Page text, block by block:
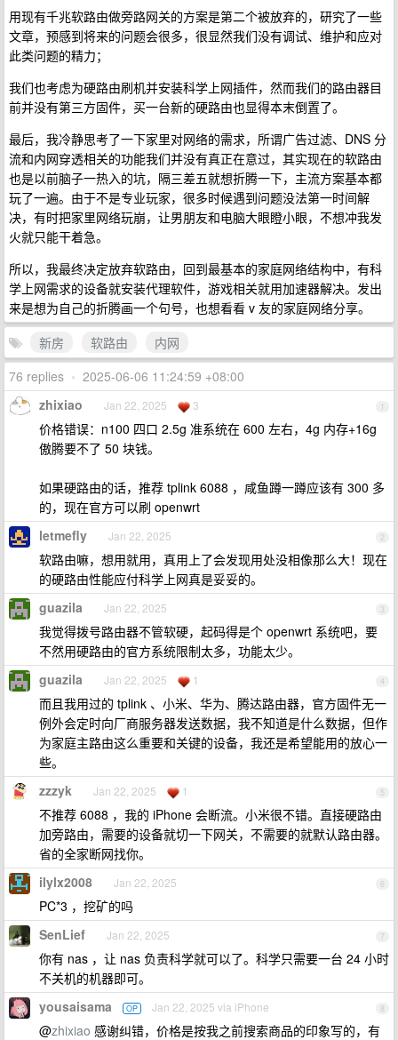
用现有千兆软路由做旁路网关的方案是第二个被放弃的，研究了一些
文章，预感到将来的问题会很多，很显然我们没有调试、维护和应对
此类问题的精力；
我们也考虑为硬路由刷机并安装科学上网插件，然而我们的路由器目
前并没有第三方固件，买一台新的硬路由也显得本末倒置了。
最后，我冷静思考了一下家里对网络的需求，所谓广告过滤、DNS 分
流和内网穿透相关的功能我们并没有真正在意过，其实现在的软路由
也是以前脑子一热入的坑，隔三差五就想折腾一下，主流方案基本都
玩了一遍。由于不是专业玩家，很多时候遇到问题没法第一时间解
决，有时把家里网络玩崩，让男朋友和电脑大眼瞪小眼，不想冲我发
火就只能干着急。
所以，我最终决定放弃软路由，回到最基本的家庭网络结构中，有科
学上网需求的设备就安装代理软件，游戏相关就用加速器解决。发出
来是想为自己的折腾画一个句号，也想看看 v 友的家庭网络分享。
新房
软路由
内网
76 replies • 2025-06-06 11:24:59 +08:00
1
zhixiao Jan 22, 2025 3
价格错误：n100 四口 2.5g 准系统在 600 左右，4g 内存+16g
傲腾要不了 50 块钱。
如果硬路由的话，推荐 tplink 6088 ，咸鱼蹲一蹲应该有 300 多
的，现在官方可以刷 openwrt
2
letmefly Jan 22, 2025
软路由嘛，想用就用，真用上了会发现用处没相像那么大！现在
的硬路由性能应付科学上网真是妥妥的。
3
guazila Jan 22, 2025
我觉得拨号路由器不管软硬，起码得是个 openwrt 系统吧，要
不然用硬路由的官方系统限制太多，功能太少。
4
guazila Jan 22, 2025 1
而且我用过的 tplink 、小米、华为、腾达路由器，官方固件无一
例外会定时向厂商服务器发送数据，我不知道是什么数据，但作
为家庭主路由这么重要和关键的设备，我还是希望能用的放心一
些。
5
zzzyk Jan 22, 2025 1
不推荐 6088 ，我的 iPhone 会断流。小米很不错。直接硬路由
加旁路由，需要的设备就切一下网关，不需要的就默认路由器。
省的全家断网找你。
6
ilylx2008 Jan 22, 2025
PC*3 ，挖矿的吗
7
SenLief Jan 22, 2025
你有 nas ，让 nas 负责科学就可以了。科学只需要一台 24 小时
不关机的机器即可。
8
yousaisama OP Jan 22, 2025 via iPhone
@zhixiao 感谢纠错，价格是按我之前搜索商品的印象写的，有